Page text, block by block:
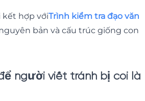
kết hợp vớiTrình kiểm tra đạo văn
bản và cấu trúc giống con
người viết tránh bị coi là